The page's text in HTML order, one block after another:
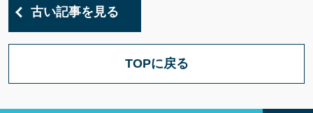
古い記事を見る
TOPに戻る